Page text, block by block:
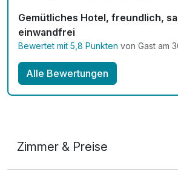
Gemütliches Hotel, freundlich,
einwandfrei
Bewertet mit 5,8 Punkten von Gast am
Alle Bewertungen
Zimmer & Preise